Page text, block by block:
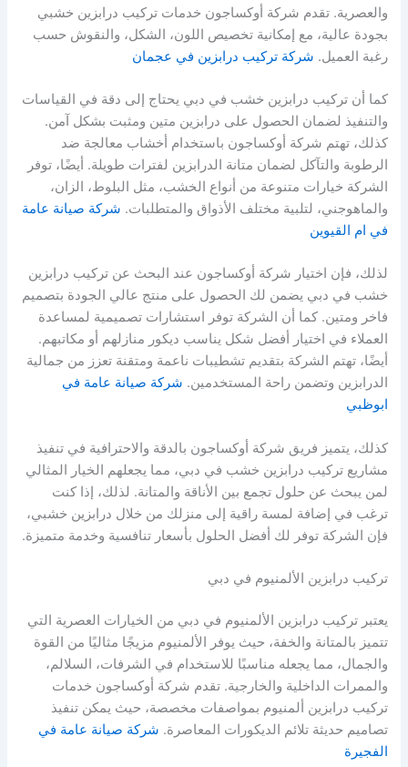
والعصرية. تقدم شركة أوكساجون خدمات تركيب درابزين خشبي
بجودة عالية، مع إمكانية تخصيص اللون، الشكل، والنقوش حسب
رغبة العميل. شركة تركيب درابزين في عجمان
كما أن تركيب درابزين خشب في دبي يحتاج إلى دقة في القياسات
والتنفيذ لضمان الحصول على درابزين متين ومثبت بشكل آمن.
كذلك، تهتم شركة أوكساجون باستخدام أخشاب معالجة ضد
الرطوبة والتآكل لضمان متانة الدرابزين لفترات طويلة. أيضًا، توفر
الشركة خيارات متنوعة من أنواع الخشب، مثل البلوط، الزان،
والماهوجني، لتلبية مختلف الأذواق والمتطلبات. شركة صيانة عامة
في ام القيوين
لذلك، فإن اختيار شركة أوكساجون عند البحث عن تركيب درابزين
خشب في دبي يضمن لك الحصول على منتج عالي الجودة بتصميم
فاخر ومتين. كما أن الشركة توفر استشارات تصميمية لمساعدة
العملاء في اختيار أفضل شكل يناسب ديكور منازلهم أو مكاتبهم.
أيضًا، تهتم الشركة بتقديم تشطيبات ناعمة ومتقنة تعزز من جمالية
الدرابزين وتضمن راحة المستخدمين. شركة صيانة عامة في
ابوظبي
كذلك، يتميز فريق شركة أوكساجون بالدقة والاحترافية في تنفيذ
مشاريع تركيب درابزين خشب في دبي، مما يجعلهم الخيار المثالي
لمن يبحث عن حلول تجمع بين الأناقة والمتانة. لذلك، إذا كنت
ترغب في إضافة لمسة راقية إلى منزلك من خلال درابزين خشبي،
فإن الشركة توفر لك أفضل الحلول بأسعار تنافسية وخدمة متميزة.
تركيب درابزين الألمنيوم في دبي
يعتبر تركيب درابزين الألمنيوم في دبي من الخيارات العصرية التي
تتميز بالمتانة والخفة، حيث يوفر الألمنيوم مزيجًا مثاليًا من القوة
والجمال، مما يجعله مناسبًا للاستخدام في الشرفات، السلالم،
والممرات الداخلية والخارجية. تقدم شركة أوكساجون خدمات
تركيب درابزين ألمنيوم بمواصفات مخصصة، حيث يمكن تنفيذ
تصاميم حديثة تلائم الديكورات المعاصرة. شركة صيانة عامة في
الفجيرة